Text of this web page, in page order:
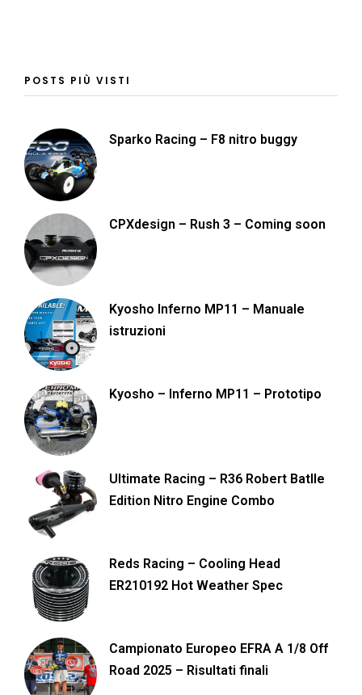
POSTS PIÙ VISTI
Sparko Racing – F8 nitro buggy
CPXdesign – Rush 3 – Coming soon
Kyosho Inferno MP11 – Manuale
istruzioni
Kyosho – Inferno MP11 – Prototipo
Ultimate Racing – R36 Robert Batlle
Edition Nitro Engine Combo
Reds Racing – Cooling Head
ER210192 Hot Weather Spec
Campionato Europeo EFRA A 1/8 Off
Road 2025 – Risultati finali